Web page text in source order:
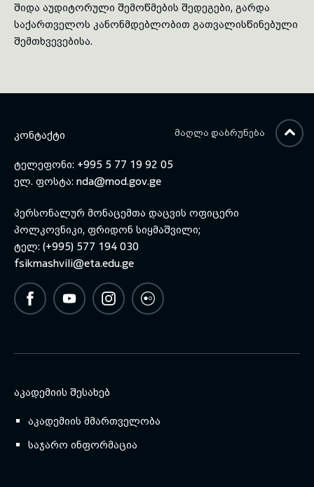
შიდა აუდიტორული შემოწმების შედეგები, გარდა
საქართველოს კანონმდებლობით გათვალისწინებული
შემთხვევებისა.
ᲙᲝᲜᲢᲐᲥᲢᲘ
ტელეფონი: +995 5 77 19 92 05
ელ. ფოსტა: nda@mod.gov.ge
პერსონალურ მონაცემთა დაცვის ოფიცერი
პოლკოვნიკი, ფრიდონ სიყმაშვილი;
ტელ: (+995) 577 194 030
fsikmashvili@eta.edu.ge
ᲐᲙᲐᲓᲔᲛᲘᲘᲡ ᲨᲔᲡᲐᲮᲔᲑ
აკადემიის მმართველობა
საჯარო ინფორმაცია
ᲛᲐᲦᲚᲐ ᲓᲐᲑᲠᲣᲜᲔᲑᲐ